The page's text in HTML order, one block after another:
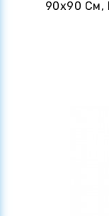
90x90 См,